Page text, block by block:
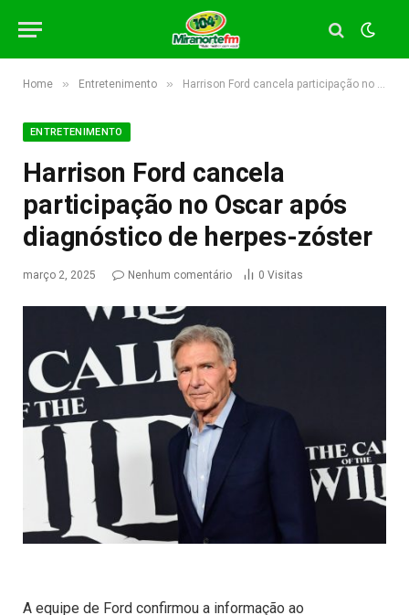
Home » Entretenimento » Harrison Ford cancela participação no Oscar após diagnóstico de herpes-zóster
ENTRETENIMENTO
Harrison Ford cancela
participação no Oscar após
diagnóstico de herpes-zóster
março 2, 2025 Nenhum comentário 0 Visitas
A equipe de Ford confirmou a informação ao